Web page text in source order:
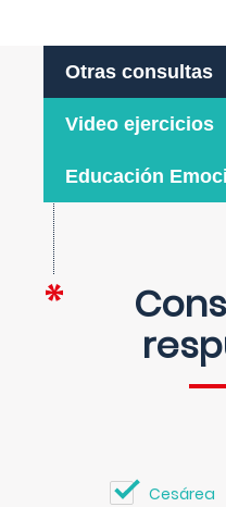
Otras consultas
Video ejercicios
Educación
Cesárea